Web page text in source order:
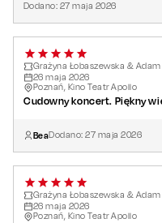
Dodano: 27 maja 2026
Grażyna Łobaszewska &
26 maja 2026
Poznań, Kino Teatr Apollo
Cudowny koncert. Piękny
BeaDodano:27 maja 2026
Grażyna Łobaszewska &
26 maja 2026
Poznań, Kino Teatr Apollo